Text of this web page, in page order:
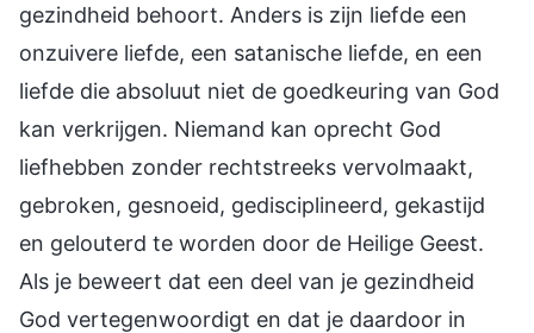
gezindheid behoort. Anders is zijn liefde een
onzuivere liefde, een satanische liefde, en een
liefde die absoluut niet de goedkeuring van God
kan verkrijgen. Niemand kan oprecht God
liefhebben zonder rechtstreeks vervolmaakt,
gebroken, gesnoeid, gedisciplineerd, gekastijd
en gelouterd te worden door de Heilige Geest.
Als je beweert dat een deel van je gezindheid
God vertegenwoordigt en dat je daardoor in